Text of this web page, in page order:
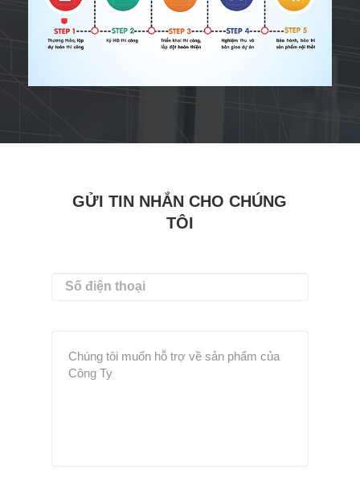
GỬI TIN NHẮN CHO CHÚNG
TÔI